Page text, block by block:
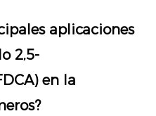
aplicaciones
2,5-
en la